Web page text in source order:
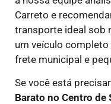
Carreto e
transporte ideal sob
um veículo
frete municipal e
Se você está
Barato no Centro de